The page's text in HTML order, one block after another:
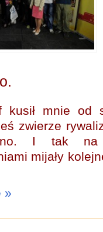
kusił mnie
zwierze
I tak na
mijały
»